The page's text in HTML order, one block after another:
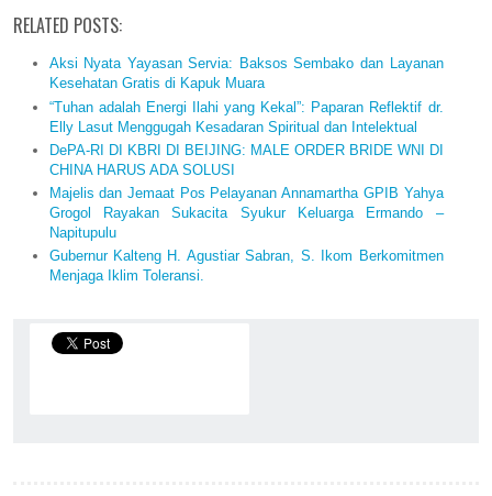
RELATED POSTS:
Aksi Nyata Yayasan Servia: Baksos Sembako dan Layanan
Kesehatan Gratis di Kapuk Muara
“Tuhan adalah Energi Ilahi yang Kekal”: Paparan Reflektif dr.
Elly Lasut Menggugah Kesadaran Spiritual dan Intelektual
DePA-RI DI KBRI DI BEIJING: MALE ORDER BRIDE WNI DI
CHINA HARUS ADA SOLUSI
Majelis dan Jemaat Pos Pelayanan Annamartha GPIB Yahya
Grogol Rayakan Sukacita Syukur Keluarga Ermando –
Napitupulu
Gubernur Kalteng H. Agustiar Sabran, S. Ikom Berkomitmen
Menjaga Iklim Toleransi.